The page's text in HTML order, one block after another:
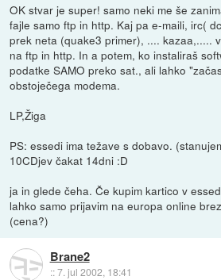
OK stvar je super! samo neki me še
fajle samo ftp in http. Kaj pa e-maili, irc(
prek neta (quake3 primer), .... kazaa,.....
na ftp in http. In a potem, ko instaliraš
podatke SAMO preko sat., ali lahko
obstoječega modema.
LP,Žiga
PS: essedi ima težave s dobavo.
10CDjev čakat 14dni :D
ja in glede čeha. Če kupim kartico v
lahko samo prijavim na europa online
(cena?)
Brane2
::7. jul 2002, 18:41